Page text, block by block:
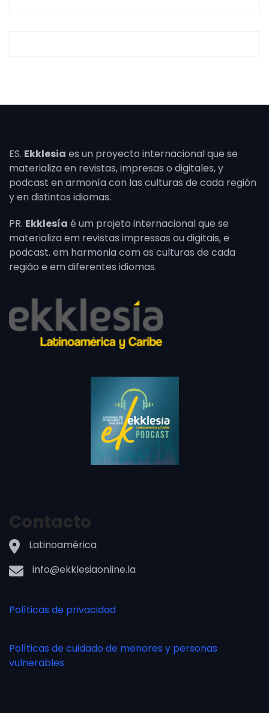
ES. Ekklesia es un proyecto internacional que se
materializa en revistas, impresas o digitales, y
podcast en armonía con las culturas de cada región
y en distintos idiomas.
PR. Ekklesía é um projeto internacional que se
materializa em revistas impressas ou digitais, e
podcast. em harmonia com as culturas de cada
região e em diferentes idiomas.
Contacto
Latinoamérica
info@ekklesiaonline.la
Políticas de privacidad
Políticas de cuidado de menores y personas
vulnerables